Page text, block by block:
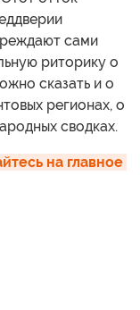
сами
риторику о
сказать и о
регионах, о
сводках.
на главное